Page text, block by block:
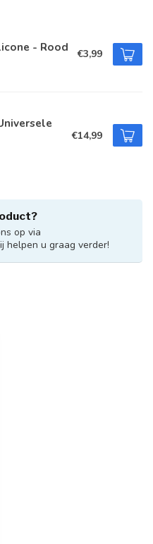
- Rood €3,99
€14,99
op via
helpen u graag verder!